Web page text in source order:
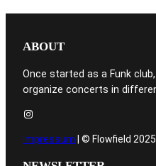
ABOUT
Once started as a Funk
organize concerts in
Instagram
Impressum | © Flowfield